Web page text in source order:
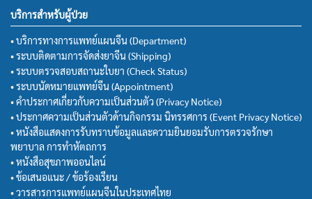
บริการสำหรับผู้ป่วย
• บริการทางการแพทย์แผนจีน (Department)
• ระบบติดตามการจัดส่งยาจีน (Shipping)
• ระบบตรวจสอบสถานะใบยา (Check Status)
• ระบบนัดหมายแพทย์จีน (Appointment)
• คำประกาศเกี่ยวกับความเป็นส่วนตัว (Privacy Notice)
• ประกาศความเป็นส่วนตัวด้านกิจกรรม นิทรรศการ (Event Privacy Notice)
• หนังสือแสดงการรับทราบข้อมูลและความยินยอมรับการตรวจรักษา
พยาบาล การทำหัตถการ
• หนังสือสุขภาพออนไลน์
• ข้อเสนอแนะ / ข้อร้องเรียน
• วารสารการแพทย์แผนจีนในประเทศไทย